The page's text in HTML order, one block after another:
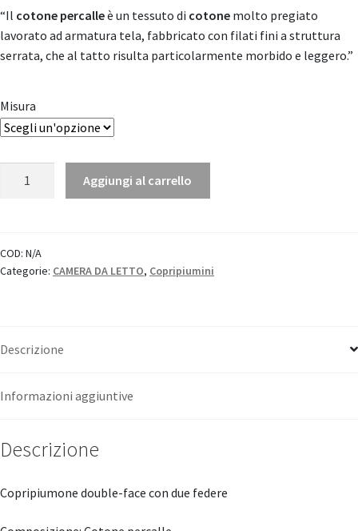
“Il cotone percalleè un tessuto di cotone molto pregiato
lavorato ad armatura tela, fabbricato con filati fini a struttura
serrata, che al tatto risulta particolarmente morbido e leggero.”
Misura
Toscana
Telerie"
Aggiungi al carrello
COD: N/A
Categorie: CAMERA DA LETTO, Copripiumini
Descrizione
Informazioni aggiuntive
Descrizione
Copripiumone double-face con due federe